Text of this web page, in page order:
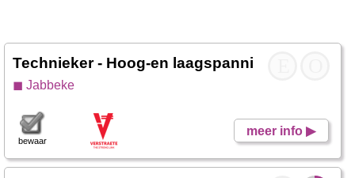
Technieker - Hoog-en laagspanning
◼ Jabbeke
meer info ▶
bewaar